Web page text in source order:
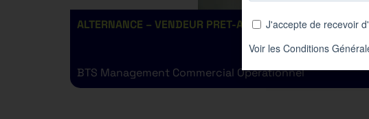
ALTERNANCE – VENDEUR PRET-A-PORTER H/F – BTS MCO
BTS Management Commercial Opérationnel